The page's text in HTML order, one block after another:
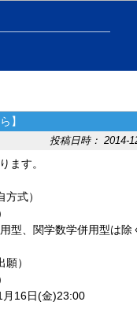
】
投稿日時： 2014-
ます。
式）
型、関学数学併用型は除
）
16日(金)23:00